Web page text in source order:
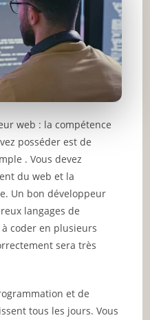
web : la compétence
posséder est de
. Vous devez
du web et la
Un bon développeur
langages de
coder en plusieurs
sera très
et de
tous les jours. Vous